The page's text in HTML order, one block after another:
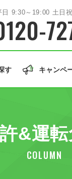
日 9:30～19:00 土日
同時教習
関東エリア
す キャンペ
&運
COLUMN